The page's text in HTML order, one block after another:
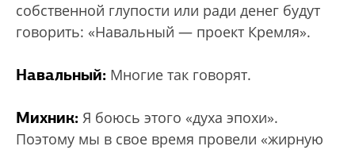
собственной глупости или ради денег будут
говорить: «Навальный — проект Кремля».
Навальный: Многие так говорят.
Михник: Я боюсь этого «духа эпохи».
Поэтому мы в свое время провели «жирную